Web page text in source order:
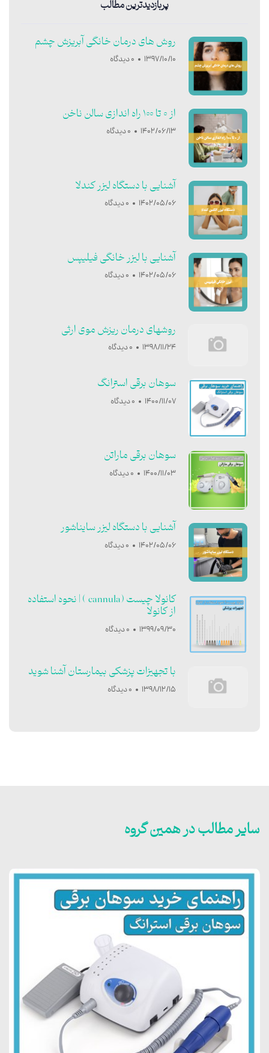
پربازدیدترین مطالب
روش های درمان خانگی آبریزش چشم
1397/10/10 0 دیدگاه
از 0 تا 100 راه اندازی سالن ناخن
1402/06/13 0 دیدگاه
آشنایی با دستگاه لیزر کندلا
1402/05/06 0 دیدگاه
آشنایی با ليزر خانگی فيليپس
1402/05/06 0 دیدگاه
روشهای درمان ریزش موی ارثی
1398/11/24 0 دیدگاه
سوهان برقی استرانگ
1400/11/07 0 دیدگاه
سوهان برقی ماراتن
1400/11/03 0 دیدگاه
آشنایی با دستگاه لیزر سایناشور
1402/05/06 0 دیدگاه
کانولا چیست (cannula ) | نحوه استفاده
از کانولا
1399/09/30 0 دیدگاه
با تجهیزات پزشکی بیمارستان آشنا شوید
1398/12/15 0 دیدگاه
سایر مطالب در همین گروه